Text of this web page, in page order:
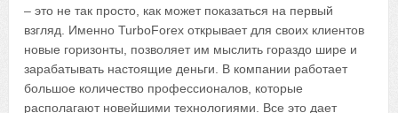
– это не так просто, как может показаться на первый
взгляд. Именно TurboForex открывает для своих клиентов
новые горизонты, позволяет им мыслить гораздо шире и
зарабатывать настоящие деньги. В компании работает
большое количество профессионалов, которые
располагают новейшими технологиями. Все это дает